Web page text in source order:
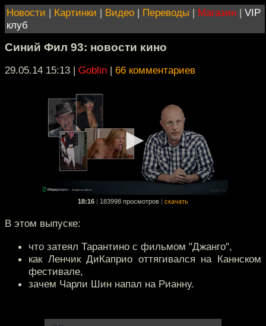
Новости | Картинки | Видео | Переводы | Магазин | VIP
клуб
Синий Фил 93: новости кино
29.05.14 15:13 | Goblin | 66 комментариев
18:16 183998 просмотров скачать
В этом выпуске:
что затеял Тарантино с фильмом "Джанго",
как Ленчик ДиКаприо оттягивался на Каннском
фестивале,
зачем Чарли Шин напал на Рианну.